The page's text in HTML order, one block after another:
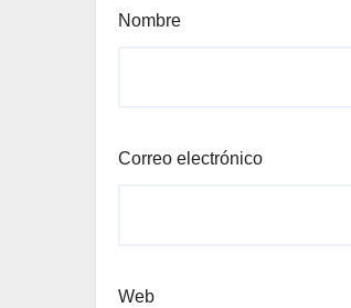
Nombre
Correo electrónico
Web